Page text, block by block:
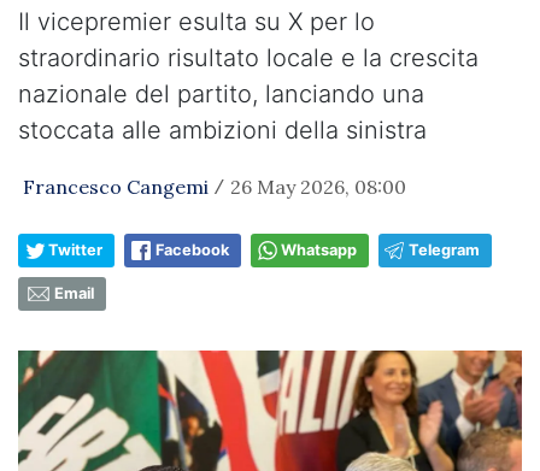
Il vicepremier esulta su X per lo
straordinario risultato locale e la crescita
nazionale del partito, lanciando una
stoccata alle ambizioni della sinistra
Francesco Cangemi / 26 May 2026, 08:00
Twitter Facebook Whatsapp Telegram
Email